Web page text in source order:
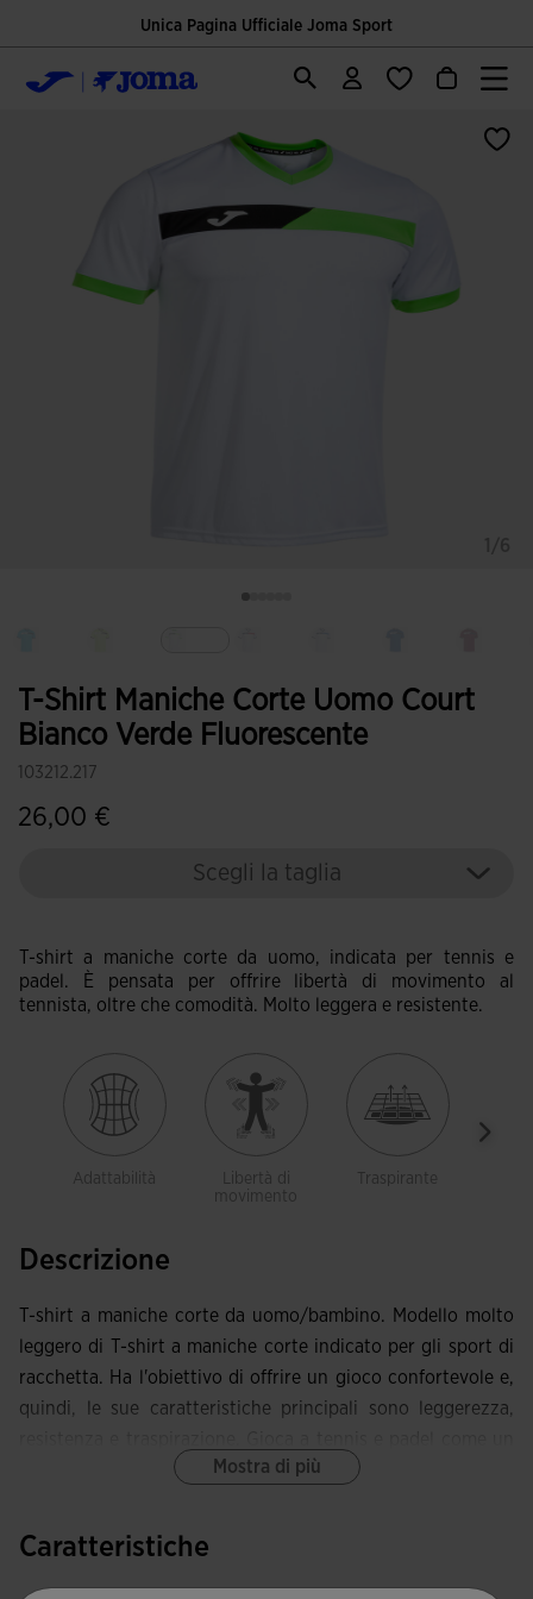
Unica Pagina Ufficiale Joma Sport
T-Shirt Maniche Corte Uomo Court
Bianco Verde Fluorescente
103212.217
26,00 €
Scegli la taglia
T-shirt a maniche corte da uomo, indicata per tennis e
padel. È pensata per offrire libertà di movimento al
tennista, oltre che comodità. Molto leggera e resistente.
Adattabilità
Libertà di
movimento
Traspirante
Descrizione
T-shirt a maniche corte da uomo/bambino. Modello molto
leggero di T-shirt a maniche corte indicato per gli sport di
racchetta. Ha l'obiettivo di offrire un gioco confortevole e,
quindi, le sue caratteristiche principali sono leggerezza,
vero professionista.
elasticizzato per offrire libertà di movimento.
Mostra di più
Caratteristiche